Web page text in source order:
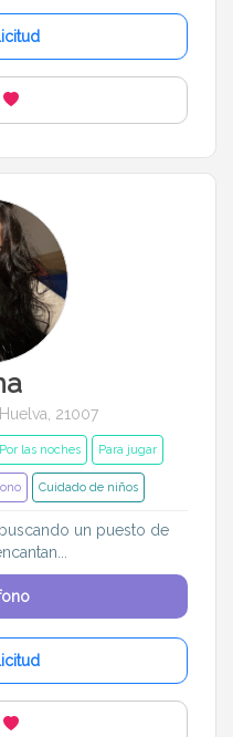
21007
Por las noches Para jugar
Cuidado de niños
un puesto de